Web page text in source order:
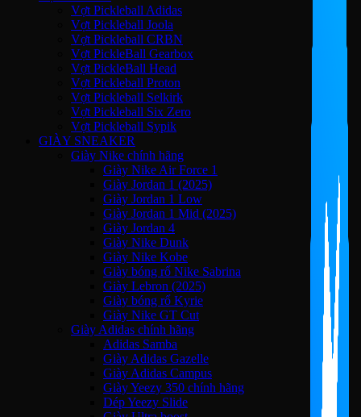
Vợt Pickleball Adidas
Vợt Pickleball Joola
Vợt Pickleball CRBN
Vợt PickleBall Gearbox
Vợt PickleBall Head
Vợt Pickleball Proton
Vợt Pickleball Selkirk
Vợt Pickleball Six Zero
Vợt Pickleball Sypik
GIÀY SNEAKER
Giày Nike chính hãng
Giày Nike Air Force 1
Giày Jordan 1 (2025)
Giày Jordan 1 Low
Giày Jordan 1 Mid (2025)
Giày Jordan 4
Giày Nike Dunk
Giày Nike Kobe
Giày bóng rổ Nike Sabrina
Giày Lebron (2025)
Giày bóng rổ Kyrie
Giày Nike GT Cut
Giày Adidas chính hãng
Adidas Samba
Giày Adidas Gazelle
Giày Adidas Campus
Giày Yeezy 350 chính hãng
Dép Yeezy Slide